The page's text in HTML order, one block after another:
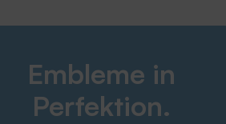
Embleme in
Perfektion.